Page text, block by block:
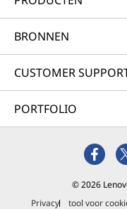
BRONNEN
CUSTOMER
PORTFOLIO
© 2026
Privacy
tool voor